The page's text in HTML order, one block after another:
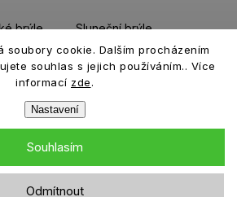
soubory cookie. Dalším procházením
souhlas s jejich používáním.. Více
informací zde.
Nastavení
Odmítnout
Souhlasím
brýle
Sluneční brýle
brýle
Kontaktní čočky
Roztoky a oční kapky
eiffeloptic.cz. Všechna práva vyhrazena.